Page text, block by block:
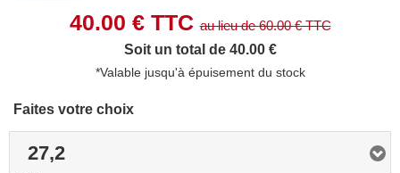
40.00 € TTCau lieu de60.00€ TTC
Soit un total de 40.00 €
*Valable jusqu'à épuisement du stock
Faites votre choix
27,2